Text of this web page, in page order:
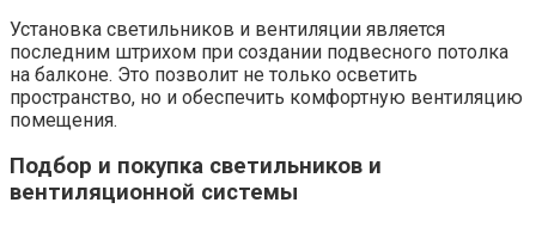
Установка светильников и вентиляции является
последним штрихом при создании подвесного потолка
на балконе.​ Это позволит не только осветить
пространство, но и обеспечить комфортную вентиляцию
помещения.​
Подбор и покупка светильников и
вентиляционной системы